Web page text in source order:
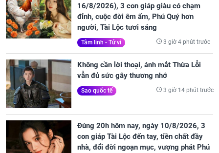
16/8/2026), 3 con giáp giàu có chạm
đỉnh, cuộc đời êm ấm, Phú Quý hơn
người, Tài Lộc tươi sáng
Tâm linh - Tử vi 3 giờ 4 phút trước
Không cần lời thoại, ánh mắt Thừa Lỗi
vẫn đủ sức gây thương nhớ
Sao quốc tế 3 giờ 14 phút trước
Đúng 20h hôm nay, ngày 10/8/2026, 3
con giáp Tài Lộc đến tay, tiền chất đầy
nhà, đổi đời ngoạn mục, vượng phát Phú